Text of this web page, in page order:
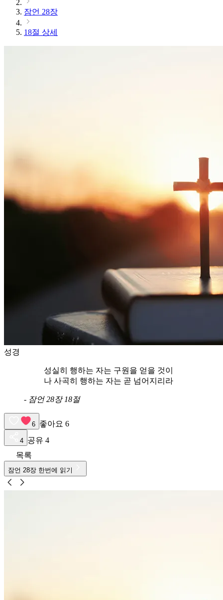
잠언 28장
18절 상세
성경
성실히 행하는 자는 구원을 얻을 것이
나 사곡히 행하는 자는 곧 넘어지리라
- 잠언 28장 18절
6 좋아요 6
4 공유 4
목록
잠언 28장 한번에 읽기